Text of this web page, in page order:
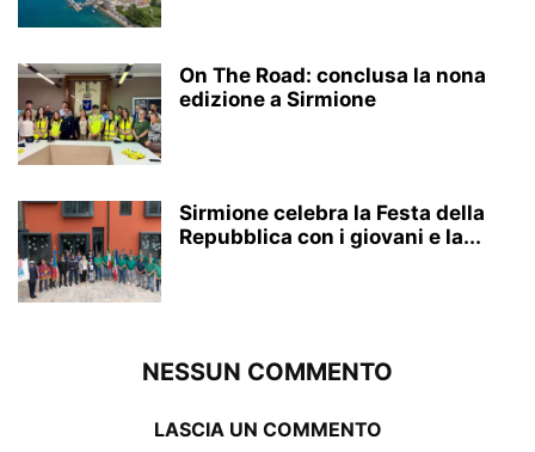
On The Road: conclusa la nona
edizione a Sirmione
Sirmione celebra la Festa della
Repubblica con i giovani e la...
NESSUN COMMENTO
LASCIA UN COMMENTO